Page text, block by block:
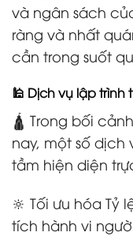
và ngân sách
ràng và nhất
cần trong suốt
🕌 Dịch vụ lập
🛕 Trong bối
nay, một số
tầm hiện diện
🔆 Tối ưu hóa Tỷ
tích hành vi